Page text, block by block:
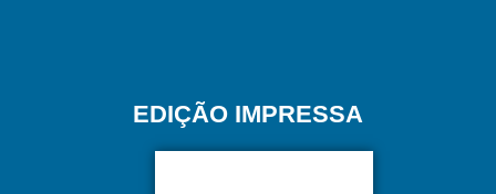
EDIÇÃO IMPRESSA